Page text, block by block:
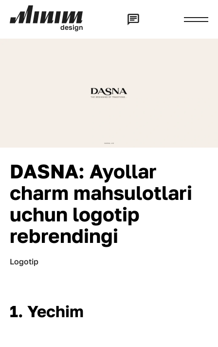
design
DASNA: Ayollar
charm mahsulotlari
uchun logotip
rebrendingi
Logotip
1. Yechim